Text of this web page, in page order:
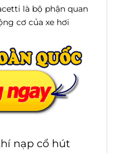
là bộ phận quan
cơ của xe hơi
nạp cổ hút